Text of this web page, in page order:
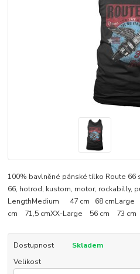
100% bavlněné pánské tílko Route
66, hotrod, kustom, motor,
LengthMedium 47 cm 68
cm 71,5 cmXX-Large 56 cm 73 cm
Dostupnost
Skladem
Velikost